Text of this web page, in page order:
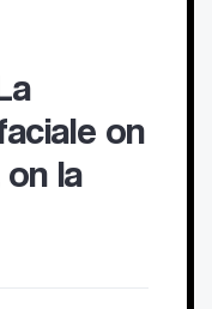
on
on la